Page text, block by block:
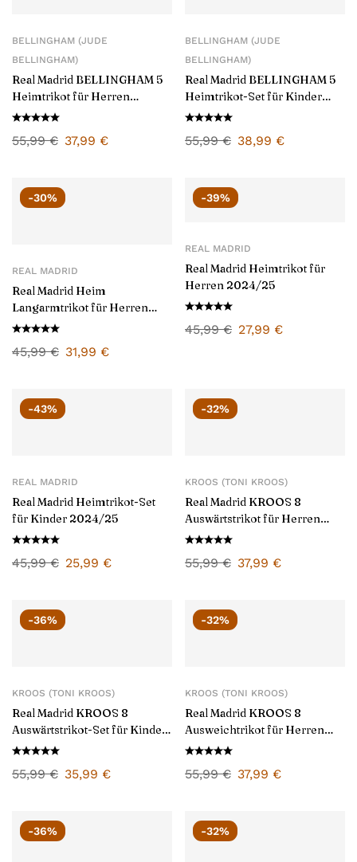
BELLINGHAM (JUDE
BELLINGHAM)
Real Madrid BELLINGHAM 5
Heimtrikot für Herren
2024/25
55,99€ 37,99 €
BELLINGHAM (JUDE
BELLINGHAM)
Real Madrid BELLINGHAM 5
Heimtrikot-Set für Kinder
2024/25
55,99€ 38,99 €
-30%
REAL MADRID
Real Madrid Heim
Langarmtrikot für Herren
2024/25
45,99€ 31,99 €
-39%
REAL MADRID
Real Madrid Heimtrikot für
Herren 2024/25
45,99€ 27,99 €
-43%
REAL MADRID
Real Madrid Heimtrikot-Set
für Kinder 2024/25
45,99€ 25,99 €
-32%
KROOS (TONI KROOS)
Real Madrid KROOS 8
Auswärtstrikot für Herren
2024/25
55,99€ 37,99 €
-36%
KROOS (TONI KROOS)
Real Madrid KROOS 8
Auswärtstrikot-Set für Kinder
24/25
55,99€ 35,99 €
-32%
KROOS (TONI KROOS)
Real Madrid KROOS 8
Ausweichtrikot für Herren
2024/25
55,99€ 37,99 €
-36% -32%